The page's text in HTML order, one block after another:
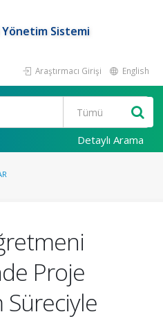
Sistemi
Araştırmacı Girişi English
Detaylı Arama
Proje
Süreciyle